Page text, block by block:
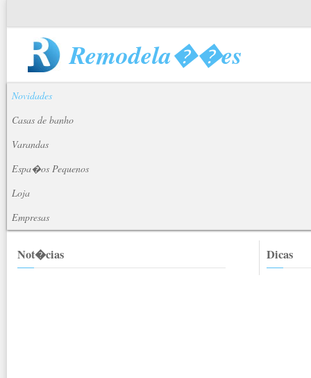
Remodela��es
Novidades
Casas de banho
Varandas
Espa�os Pequenos
Loja
Empresas
Not�cias Dicas